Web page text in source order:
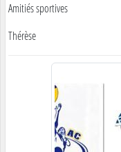
Amitiés sportives
Thérèse